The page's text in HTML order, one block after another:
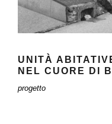
UNITÀ
NEL CUORE DI
progetto